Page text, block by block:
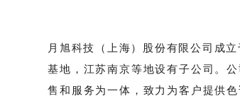
月旭科技（上海）股份有限公司成
基地，江苏南京等地设有子公司。
售和服务为一体，致力为客户提供